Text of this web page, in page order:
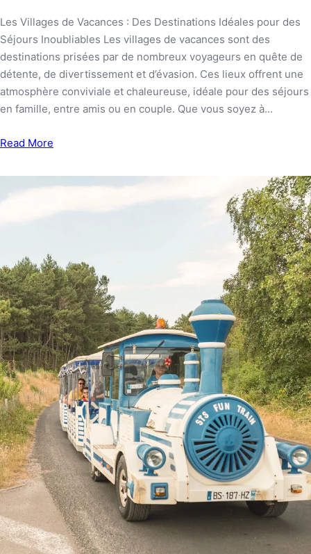
Les Villages de Vacances : Des Destinations Idéales pour des
Séjours Inoubliables Les villages de vacances sont des
destinations prisées par de nombreux voyageurs en quête de
détente, de divertissement et d’évasion. Ces lieux offrent une
atmosphère conviviale et chaleureuse, idéale pour des séjours
en famille, entre amis ou en couple. Que vous soyez à…
Read More